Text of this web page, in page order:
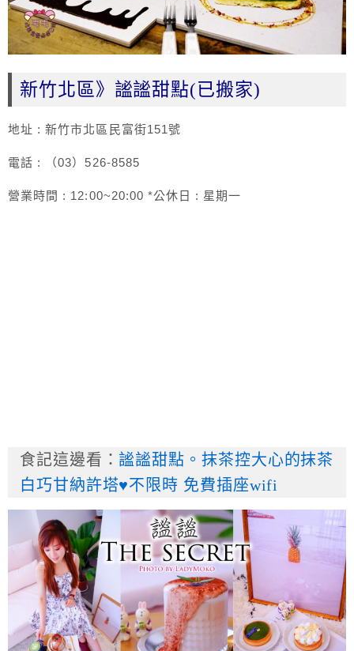
新竹北區》謐謐甜點(已搬家)
地址 : 新竹市北區民富街151號
電話 : （03）526-8585
營業時間 : 12:00~20:00 *公休日 : 星期一
食記這邊看： 謐謐甜點。抹茶控大心的抹茶
白巧甘納許塔♥不限時 免費插座wifi